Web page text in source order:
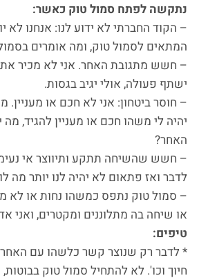
נתקשה לפתח סמול טוק כאשר:
– הקוד החברתי לא ידוע לנו: אנחנו לא
המתאים לסמול טוק, ומה אומרים
– חשש מתגובת האחר. אני לא מכיר
ישתף פעולה, אולי יגיב בגסות.
– חוסר ביטחון: אני לא חכם או
יהיה לי משהו חכם או מעניין להגיד, מה
האחר?
– חשש שהשיחה תתקע ותיווצר אי
לדבר ואז פתאום לא יהיה לנו יותר מה
– סמול טוק נתפס כמשהו נחות או לא
או שיחה בה מתלוננים ומקטרים, ואני
טיפים:
* לדבר רק שנוצר קשר כלשהו עם
חיוך וכו'. לא להתחיל סמול טוק